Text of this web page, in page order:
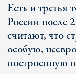
Есть и третья
России после
считают, что
особую,
построенную